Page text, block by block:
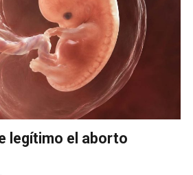
legítimo el aborto